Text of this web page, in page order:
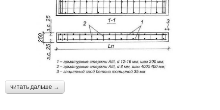
читать дальше →